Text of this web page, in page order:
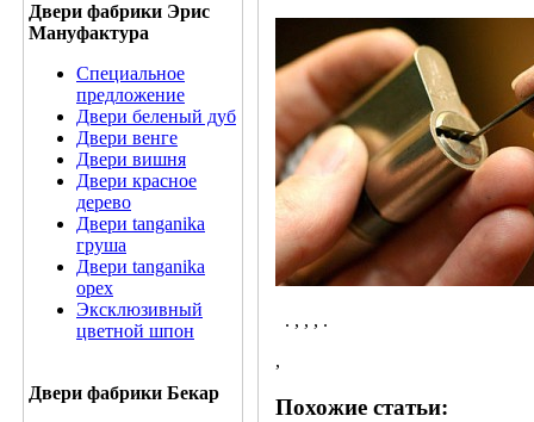
Двери фабрики Эрис
Мануфактура
Специальное
предложение
Двери беленый дуб
Двери венге
Двери вишня
Двери красное
дерево
Двери tanganika
груша
Двери tanganika
oрех
Эксклюзивный
цветной шпон
Двери фабрики Бекар
. , , , .
,
Похожие статьи: